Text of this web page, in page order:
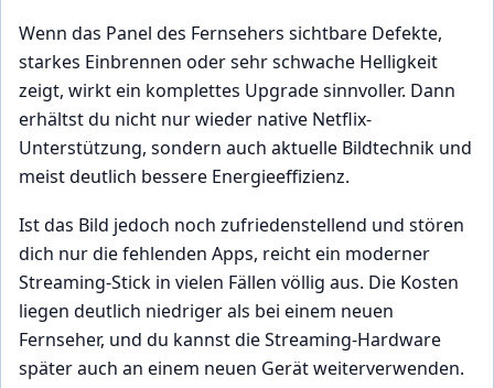
Wenn das Panel des Fernsehers sichtbare Defekte,
starkes Einbrennen oder sehr schwache Helligkeit
zeigt, wirkt ein komplettes Upgrade sinnvoller. Dann
erhältst du nicht nur wieder native Netflix-
Unterstützung, sondern auch aktuelle Bildtechnik und
meist deutlich bessere Energieeffizienz.
Ist das Bild jedoch noch zufriedenstellend und stören
dich nur die fehlenden Apps, reicht ein moderner
Streaming-Stick in vielen Fällen völlig aus. Die Kosten
liegen deutlich niedriger als bei einem neuen
Fernseher, und du kannst die Streaming-Hardware
später auch an einem neuen Gerät weiterverwenden.